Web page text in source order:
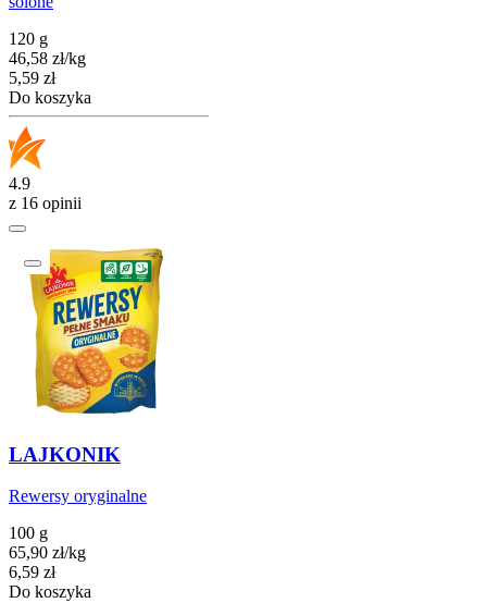
120 g
46,58 zł/kg
Cena
5,59 zł
Do koszyka
4.9
z 16 opinii
LAJKONIK
Rewersy oryginalne
100 g
65,90 zł/kg
Cena
6,59 zł
Do koszyka